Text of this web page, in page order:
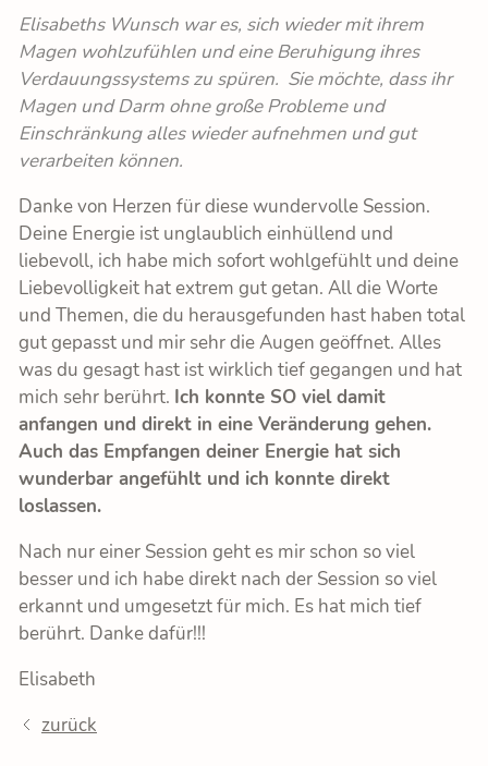
BAUCHES
BLOG
KONTAKT
Elisabeths Wunsch war es, sich wieder mit ihrem
Magen wohlzufühlen und eine Beruhigung ihres
Verdauungssystems zu spüren. Sie möchte, dass ihr
Magen und Darm ohne große Probleme und
Einschränkung alles wieder aufnehmen und gut
verarbeiten können.
Danke von Herzen für diese wundervolle Session.
Deine Energie ist unglaublich einhüllend und
liebevoll, ich habe mich sofort wohlgefühlt und deine
Liebevolligkeit hat extrem gut getan. All die Worte
und Themen, die du herausgefunden hast haben total
gut gepasst und mir sehr die Augen geöffnet. Alles
was du gesagt hast ist wirklich tief gegangen und hat
mich sehr berührt. Ich konnte SO viel damit
anfangen und direkt in eine Veränderung gehen.
Auch das Empfangen deiner Energie hat sich
wunderbar angefühlt und ich konnte direkt
loslassen.
Nach nur einer Session geht es mir schon so viel
besser und ich habe direkt nach der Session so viel
erkannt und umgesetzt für mich. Es hat mich tief
berührt. Danke dafür!!!
Elisabeth
zurück